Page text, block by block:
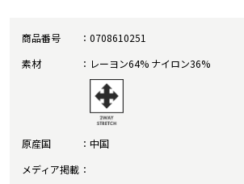
商品番号
0708610251
素材
レーヨン64% ナイロン36%
原産国
中国
メディア掲載